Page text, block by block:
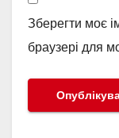
Зберегти моє
браузері для